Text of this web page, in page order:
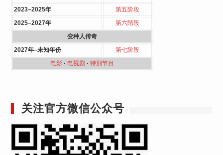
2023–2025年
第五阶段
2025–2027年
第六階段
变种人传奇
2027年–未知年份
第七阶段
电影· 电视剧 · 特別节目
关注官方微信公众号